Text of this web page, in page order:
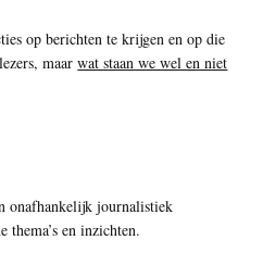
op berichten te krijgen en op die
maarwat staan we wel en niet
onafhankelijk journalistiek
thema’s en inzichten.